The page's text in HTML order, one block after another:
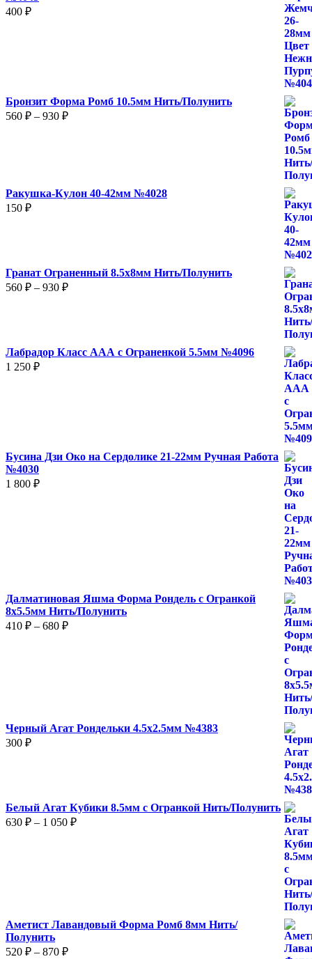
400 ₽
Бронзит Форма Ромб 10.5мм Нить/Полунить
560 ₽ – 930 ₽Диапазон
Ракушка-Кулон 40-42мм №4028
150 ₽
Гранат Ограненный 8.5х8мм Нить/Полунить
560 ₽ – 930 ₽Диапазон
Лабрадор Класс ААА с Ограненкой 5.5мм №4096
1 250 ₽
Бусина Дзи Око на Сердолике 21-22мм Ручная Работа
№4030
1 800 ₽
Далматиновая Яшма Форма Рондель с Огранкой
8х5.5мм Нить/Полунить
410 ₽ – 680 ₽Диапазон
Черный Агат Рондельки 4.5х2.5мм №4383
300 ₽
Белый Агат Кубики 8.5мм с Огранкой Нить/Полунить
630 ₽ – 1 050 ₽Диапазон
Аметист Лавандовый Форма Ромб 8мм Нить/
Полунить
520 ₽ – 870 ₽Диапазон